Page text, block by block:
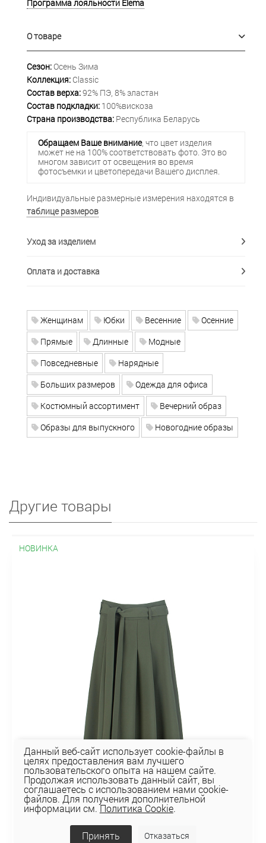
Программа лояльности Elema
О товаре
Сезон:Осень Зима
Коллекция: Classic
Состав верха:92% ПЭ, 8% эластан
Состав подкладки: 100%вискоза
Страна производства: Республика Беларусь
Обращаем Ваше внимание, что цвет изделия
может не на 100% соответствовать фото. Это во
многом зависит от освещения во время
фотосъемки и цветопередачи Вашего дисплея.
Индивидуальные размерные измерения находятся в
таблице размеров
Уход за изделием
Оплата и доставка
Женщинам Юбки Весенние
Осенние
Прямые
Длинные
Модные
Повседневные
Нарядные
Больших размеров
Одежда для офиса
Костюмный ассортимент
Вечерний образ
Образы для выпускного
Новогодние образы
Другие товары
НОВИНКА
Данный веб-сайт использует cookie-файлы в
целях предоставления вам лучшего
пользовательского опыта на нашем сайте.
Продолжая использовать данный сайт, вы
соглашаетесь с использованием нами cookie-
файлов. Для получения дополнительной
информации см.Политика Cookie.
Принять Отказаться